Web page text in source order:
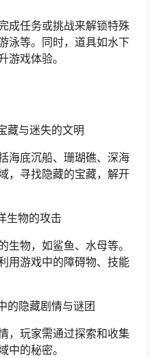
成任务或挑战来解锁特殊
泳等。同时，道具如水下
游戏体验。
藏与迷失的文明
海底沉船、珊瑚礁、深海
，寻找隐藏的宝藏，解开
生物的攻击
生物，如鲨鱼、水母等。
用游戏中的障碍物、技能
的隐藏剧情与谜团
，玩家需通过探索和收集
中的秘密。